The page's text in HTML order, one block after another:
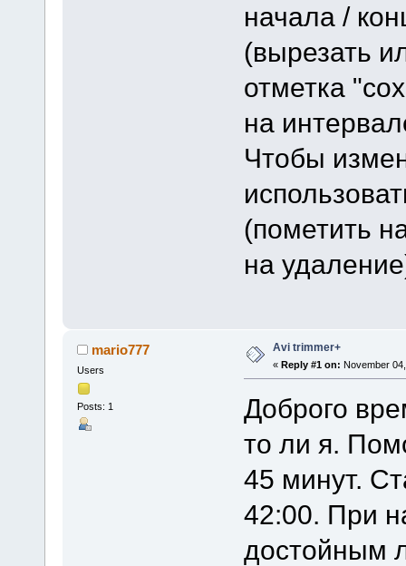
начала /
(вырезать
отметка
на
Чтобы
(пометить
на
mario777
Users
Posts: 1
Avi trimmer+
« Reply #1 on: November
Доброго
то ли я.
45 минут.
42:00. При
достойным